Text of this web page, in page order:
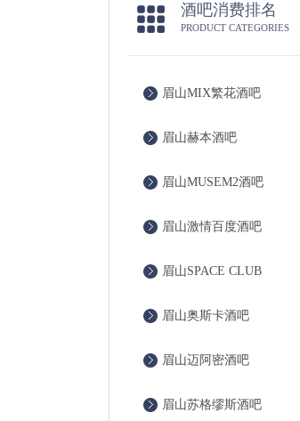
酒吧消费排名
PRODUCT CATEGORIES
眉山MIX繁花酒吧
眉山赫本酒吧
眉山MUSEM2酒吧
眉山激情百度酒吧
眉山SPACE CLUB
眉山奥斯卡酒吧
眉山迈阿密酒吧
眉山苏格缪斯酒吧